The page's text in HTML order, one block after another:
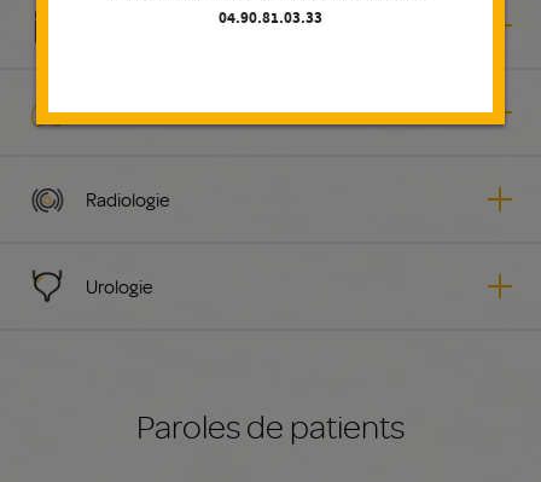
Chirurgie vasculaire
Pneumologie
Radiologie
Urologie
Paroles de patients
04.90.81.03.33